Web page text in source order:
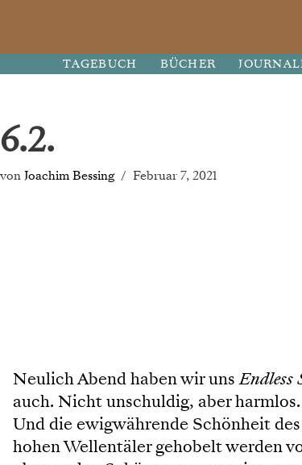
TAGEBUCH BÜCHER
6.2.
vonJoachim Bessing Februar 7, 2021
Neulich Abend haben wir unsEndless
auch. Nicht unschuldig, aber harmlos.
Und die ewigwährende Schönheit
hohen Wellentäler gehobelt werden